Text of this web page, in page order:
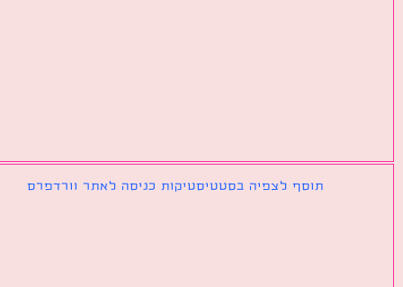
תוסף לצפיה בסטטיסטיקות כניסה לאתר וורדפרס